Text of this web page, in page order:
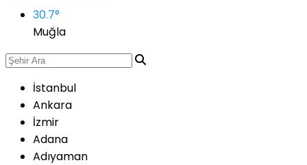
30.7°
Muğla
İstanbul
Ankara
İzmir
Adana
Adıyaman